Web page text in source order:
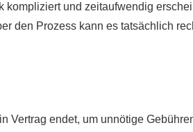
kompliziert und zeitaufwendig
den Prozess kann es tatsächlich
Vertrag endet, um unnötige